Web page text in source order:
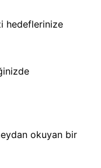
hedeflerinize
okuyan bir